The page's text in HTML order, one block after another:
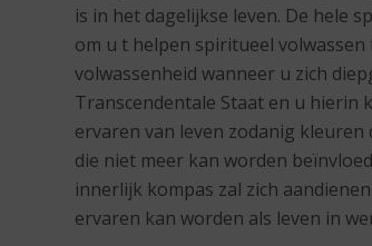
is in het dagelijkse leven. De hele
om u t helpen spiritueel
volwassenheid wanneer u zich
Transcendentale Staat en u hierin
ervaren van leven zodanig
die niet meer kan worden
innerlijk kompas zal zich
ervaren kan worden als leven in